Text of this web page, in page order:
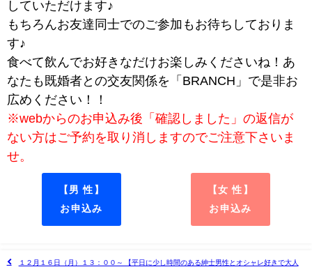
していただけます♪
もちろんお友達同士でのご参加もお待ちしておりま
す♪
食べて飲んでお好きなだけお楽しみくださいね！あ
なたも既婚者との交友関係を「BRANCH」で是非お
広めください！！
※webからのお申込み後「確認しました」の返信が
ない方はご予約を取り消しますのでご注意下さいま
せ。
【男 性】
お申込み
【女 性】
お申込み
１２月１６日（月）１３：００～ 【平日に少し時間のある紳士男性とオシャレ好きで大人